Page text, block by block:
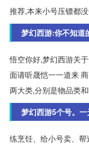
推荐,本来小号压镖都
梦幻西游:你不知道
悟空你好,梦幻西游关
面请听晟恺一一道来
两大类,分别是物品类
梦幻西游5个号。
练烹饪、给小号卖、